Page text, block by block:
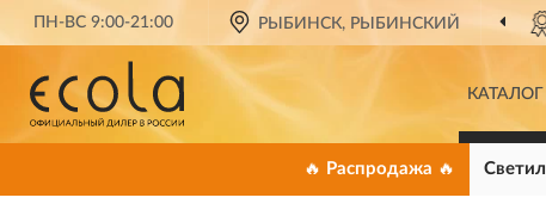
ПН-ВС 9:00-21:00 РЫБИНСК, РЫБИНСКИЙ
ОФИЦИАЛЬНЫЙ ДИЛЕРECOLA В
КАТАЛОГ
🔥 Распродажа 🔥